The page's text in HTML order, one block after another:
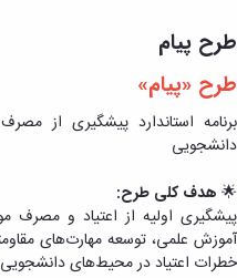
مشاوره
تماس
با
ما
اساسنامه
سلامت
طرح
بدیع
پیام
طرح
سیمای
زندگی
آموزشی
مرکز
مشاوره
های
آموزشی
فرایندها
واحد
ارتباط
با
خانواده
خانه
مراکز
مشاوره
دانشجویی
طرح پیام
طرح «پیام»
برنامه استاندارد پیشگیری از
دانشجویی
🌟 هدف کلی طرح:
پیشگیری اولیه از اعتیاد و مصرف
آموزش علمی، توسعه مهارت‌های
خطرات اعتیاد در محیط‌های دانشجویی